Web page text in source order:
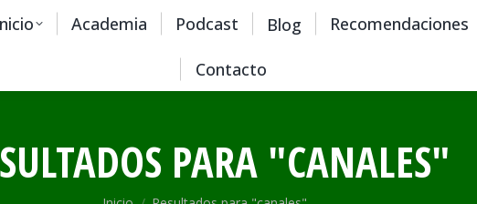
Academia Podcast Blog Recomendaciones
Contacto
PARA "CANALES"
Estás aquí: